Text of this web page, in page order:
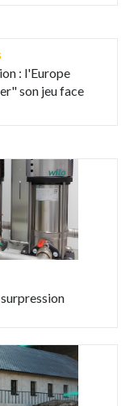
: l'Europe
son jeu face